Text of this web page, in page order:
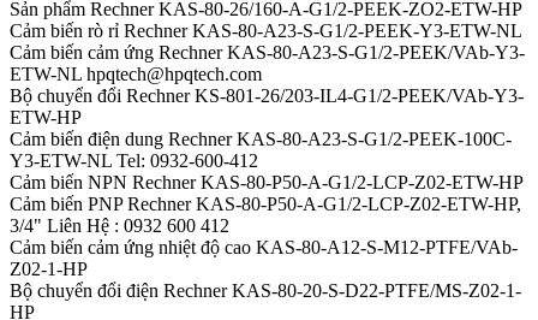
Sản phẩm Rechner KAS-80-26/160-A-G1/2-PEEK-ZO2-ETW-HP
Cảm biến rò rỉ Rechner KAS-80-A23-S-G1/2-PEEK-Y3-ETW-NL
Cảm biến cảm ứng Rechner KAS-80-A23-S-G1/2-PEEK/VAb-Y3-
ETW-NL hpqtech@hpqtech.com
Bộ chuyển đổi Rechner KS-801-26/203-IL4-G1/2-PEEK/VAb-Y3-
ETW-HP
Cảm biến điện dung Rechner KAS-80-A23-S-G1/2-PEEK-100C-
Y3-ETW-NL Tel: 0932-600-412
Cảm biến NPN Rechner KAS-80-P50-A-G1/2-LCP-Z02-ETW-HP
Cảm biến PNP Rechner KAS-80-P50-A-G1/2-LCP-Z02-ETW-HP,
3/4" Liên Hệ : 0932 600 412
Cảm biến cảm ứng nhiệt độ cao KAS-80-A12-S-M12-PTFE/VAb-
Z02-1-HP
Bộ chuyển đổi điện Rechner KAS-80-20-S-D22-PTFE/MS-Z02-1-
HP